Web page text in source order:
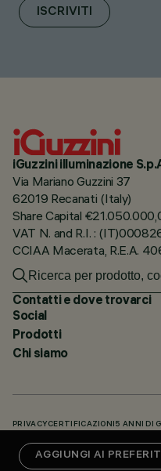
AGGIUNGI AI
ISCRIVITI
iGuzzini illuminazione
Via Mariano Guzzini 37
62019 Recanati (Italy)
Share Capital
VAT N. and R.I. :
CCIAA Macerata, R.E.A.
Contatti e dove trovarci
Social
Prodotti
Chi siamo
PRIVACY CERTIFICAZIONI 5 ANNI DI
KNOWLEDGE BASE (LOGIN